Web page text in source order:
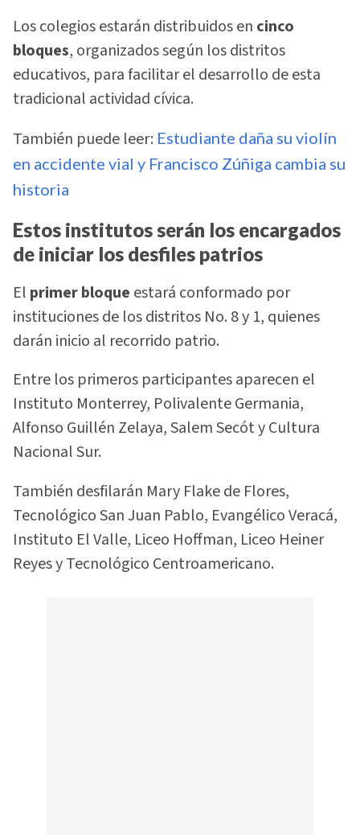
Los colegios estarán distribuidos en cinco
bloques, organizados según los distritos
educativos, para facilitar el desarrollo de esta
tradicional actividad cívica.
También puede leer: Estudiante daña su violín
en accidente vial y Francisco Zúñiga cambia su
historia
Estos institutos serán los encargados
de iniciar los desfiles patrios
El primer bloque estará conformado por
instituciones de los distritos No. 8 y 1, quienes
darán inicio al recorrido patrio.
Entre los primeros participantes aparecen el
Instituto Monterrey, Polivalente Germania,
Alfonso Guillén Zelaya, Salem Secót y Cultura
Nacional Sur.
También desfilarán Mary Flake de Flores,
Tecnológico San Juan Pablo, Evangélico Veracá,
Instituto El Valle, Liceo Hoffman, Liceo Heiner
Reyes y Tecnológico Centroamericano.